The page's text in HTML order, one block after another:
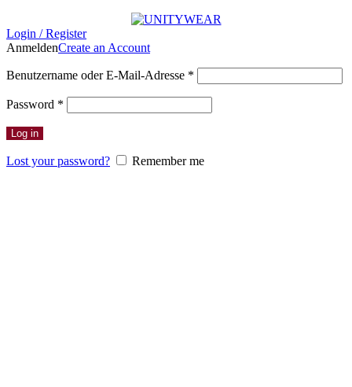
Login / Register
AnmeldenCreate an Account
Benutzername oder E-Mail-Adresse *
Password *
Log in
Lost your password? Remember me